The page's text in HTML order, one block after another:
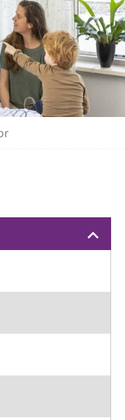
keyboard_arrow_up